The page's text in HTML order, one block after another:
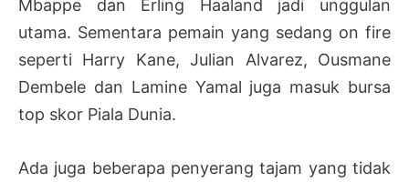
Mbappe dan Erling Haaland jadi unggulan
utama. Sementara pemain yang sedang on fire
seperti Harry Kane, Julian Alvarez, Ousmane
Dembele dan Lamine Yamal juga masuk bursa
top skor Piala Dunia.
Ada juga beberapa penyerang tajam yang tidak